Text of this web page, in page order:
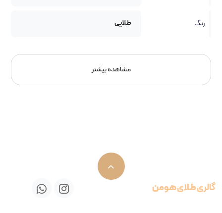
رنگ طلایی
مشاهده بیشتر
گالری طلای هومن